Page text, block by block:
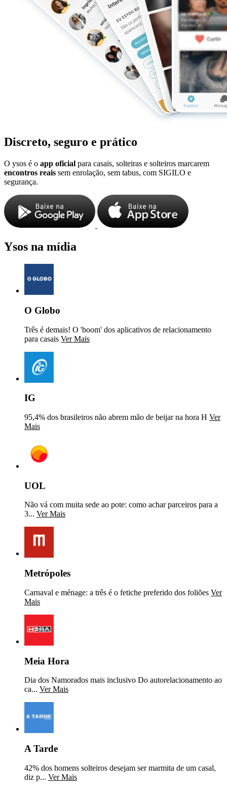
Discreto, seguro e prático
O ysos é o app oficial para casais, solteiras e solteiros marcarem
encontros reais sem enrolação, sem tabus, com SIGILO e
segurança.
Ysos na mídia
O Globo
Três é demais! O 'boom' dos aplicativos de relacionamento
para casais Ver Mais
IG
95,4% dos brasileiros não abrem mão de beijar na hora H Ver
Mais
UOL
Não vá com muita sede ao pote: como achar parceiros para a
3... Ver Mais
Metrópoles
Carnaval e ménage: a três é o fetiche preferido dos foliões Ver
Mais
Meia Hora
Dia dos Namorados mais inclusivo Do autorelacionamento ao
ca... Ver Mais
A Tarde
42% dos homens solteiros desejam ser marmita de um casal,
diz p... Ver Mais